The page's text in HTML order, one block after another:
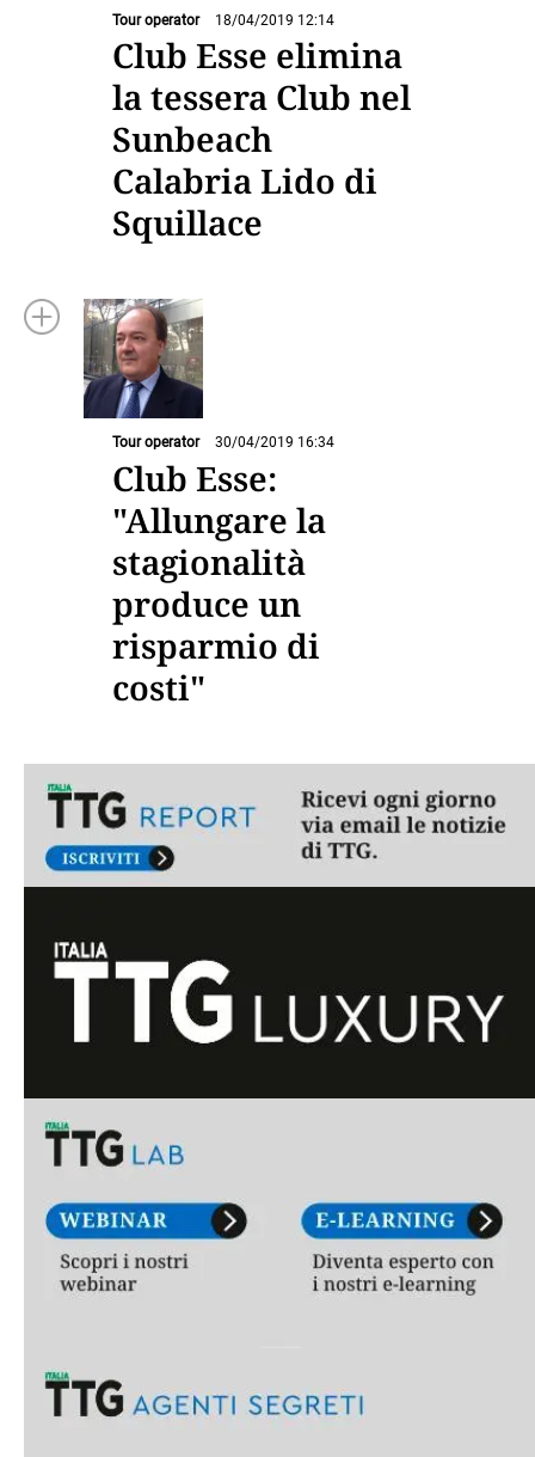
Tour operator 18/04/2019 12:14
Club Esse elimina
la tessera Club nel
Sunbeach
Calabria Lido di
Squillace
Tour operator 30/04/2019 16:34
Club Esse:
"Allungare la
stagionalità
produce un
risparmio di
costi"